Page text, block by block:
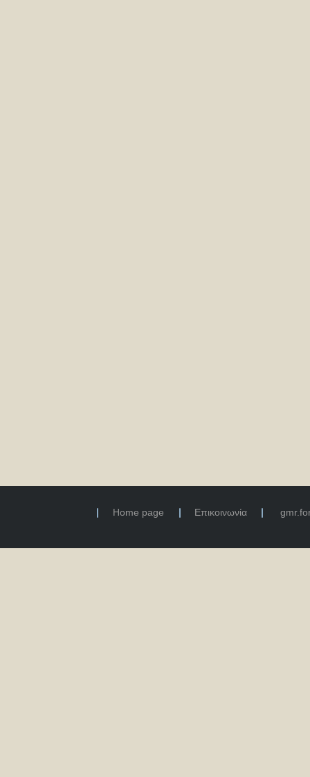
Home page Επικοινωνία